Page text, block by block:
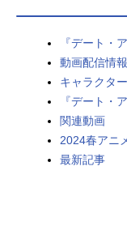
『デート・
動画配信情報
キャラクター
『デート・
関連動画
2024春アニ
最新記事